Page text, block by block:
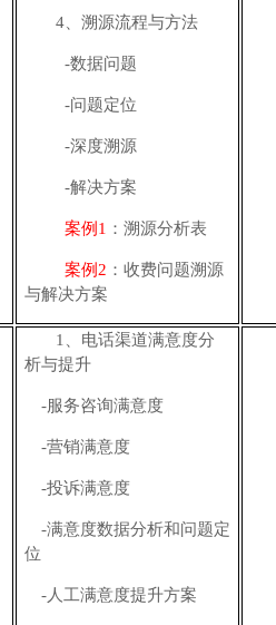
4、溯源流程与方法
-数据问题
-问题定位
-深度溯源
-解决方案
案例 1 ：溯源分析表
案例 2 ：收费问题溯源
与解决方案
1、 电话渠道满意度分
析与提升
-服务咨询满意度
-营销满意度
-投诉满意度
-满意度数据分析和问题定
位
-人工满意度提升方案